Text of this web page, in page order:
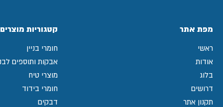
מפת אתר
ראשי
אודות
בלוג
דרושים
תקנון אתר
קטגוריות מוצרים
חומרי בניין
אבקות ותוספים
מוצרי טיח
חומרי בידוד
דבקים